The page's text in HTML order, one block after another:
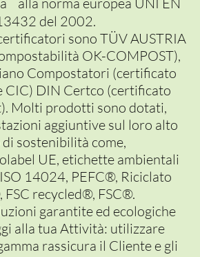
del 2002.
sono TÜV AUSTRIA
OK-COMPOST),
Compostatori (certificato
CIC) DIN Certco (certificato
Molti prodotti sono dotati,
aggiuntive sul loro alto
sostenibilità come,
UE, etichette ambientali
14024, PEFC®, Riciclato
FSC recycled®, FSC®.
garantite ed ecologiche
alla tua Attività: utilizzare
rassicura il Cliente e gli